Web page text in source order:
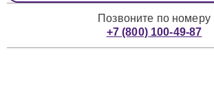
Позвоните по номеру
+7 (800) 100-49-87